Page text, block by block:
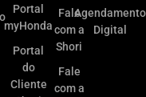
Portal
myHonda
Portal
do
Cliente
Fale
com a
Shori
Fale
com a
Agendamento
Digital